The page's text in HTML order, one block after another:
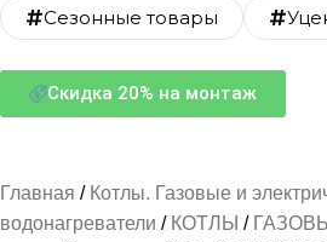
Сезонные товары
Скидка 20% на монтаж
Главная
Котлы. Газовые и
водонагреватели
КОТЛЫ